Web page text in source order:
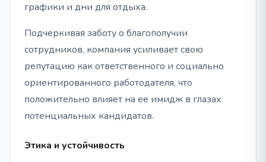
графики и дни для отдыха.
Подчеркивая заботу о благополучии
сотрудников, компания усиливает свою
репутацию как ответственного и социально
ориентированного работодателя, что
положительно влияет на ее имидж в глазах
потенциальных кандидатов.
Этика и устойчивость